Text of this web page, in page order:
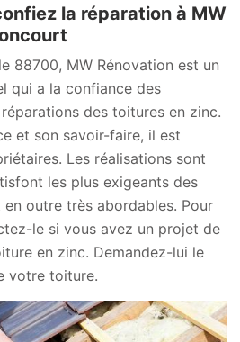
la réparation à MW
88700, MW Rénovation est un
qui a la confiance des
des toitures en zinc.
et son savoir-faire, il est
Les réalisations sont
les plus exigeants des
outre très abordables. Pour
le si vous avez un projet de
en zinc. Demandez-lui le
votre toiture.